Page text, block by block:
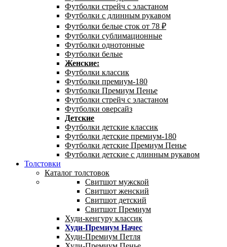
Футболки стрейч с эластаном
Футболки с длинным рукавом
Футболки белые сток от 78 ₽
Футболки сублимационные
Футболки однотонные
Футболки белые
Женские:
Футболки классик
Футболки премиум-180
Футболки Премиум Пенье
Футболки стрейч с эластаном
Футболки оверсайз
Детские
Футболки детские классик
Футболки детские премиум-180
Футболки детские Премиум Пенье
Футболки детские с длинным рукавом
Толстовки
Каталог толстовок
Свитшот мужской
Свитшот женский
Свитшот детский
Свитшот Премиум
Худи-кенгуру классик
Худи-Премиум Начес
Худи-Премиум Петля